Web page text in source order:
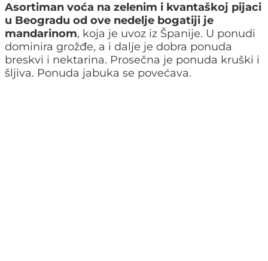
Asortiman voća na zelenim i kvantaškoj pijaci
u Beogradu od ove nedelje bogatiji je
mandarinom, koja je uvoz iz Španije. U ponudi
dominira grožđe, a i dalje je dobra ponuda
breskvi i nektarina. Prosečna je ponuda kruški i
šljiva. Ponuda jabuka se povećava.